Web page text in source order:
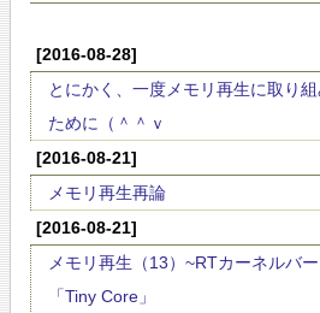
[2016-08-28]
とにかく、一度メモリ再生に取り
ために（＾＾ｖ
[2016-08-21]
メモリ再生再論
[2016-08-21]
メモリ再生（13）~RTカーネルバ
「Tiny Core」